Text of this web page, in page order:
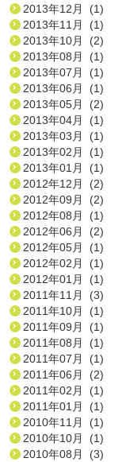
2013年12月 (1)
2013年11月 (1)
2013年10月 (2)
2013年08月 (1)
2013年07月 (1)
2013年06月 (1)
2013年05月 (2)
2013年04月 (1)
2013年03月 (1)
2013年02月 (1)
2013年01月 (1)
2012年12月 (2)
2012年09月 (2)
2012年08月 (1)
2012年06月 (2)
2012年05月 (1)
2012年02月 (1)
2012年01月 (1)
2011年11月 (3)
2011年10月 (1)
2011年09月 (1)
2011年08月 (1)
2011年07月 (1)
2011年06月 (2)
2011年02月 (1)
2011年01月 (1)
2010年11月 (1)
2010年10月 (1)
2010年08月 (3)